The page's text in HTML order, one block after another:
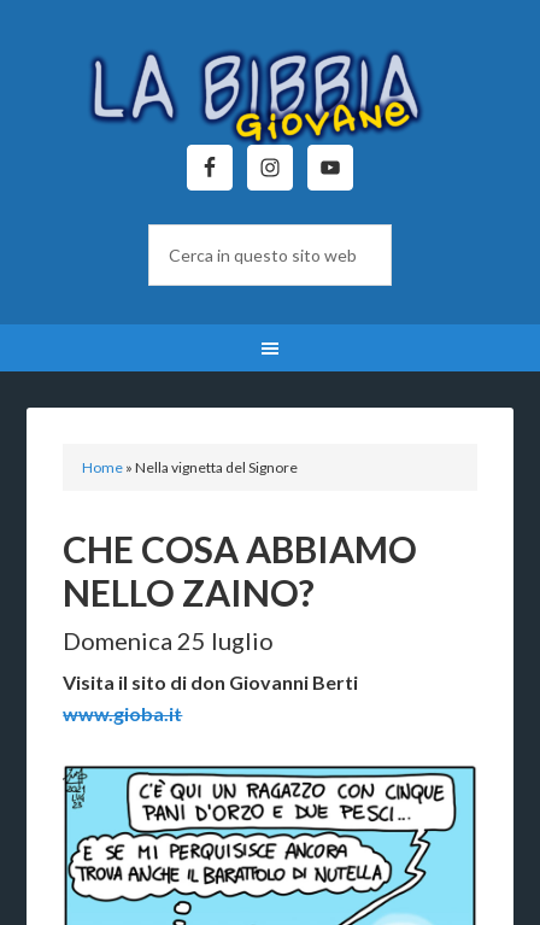
Home »Nella vignetta del Signore
CHE COSA ABBIAMO
NELLO ZAINO?
Domenica 25 luglio
Visita il sito di don Giovanni Berti
www.gioba.it